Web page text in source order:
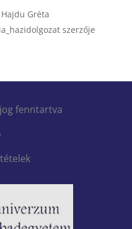
Hajdu Gréta
szerzője
fenntartva